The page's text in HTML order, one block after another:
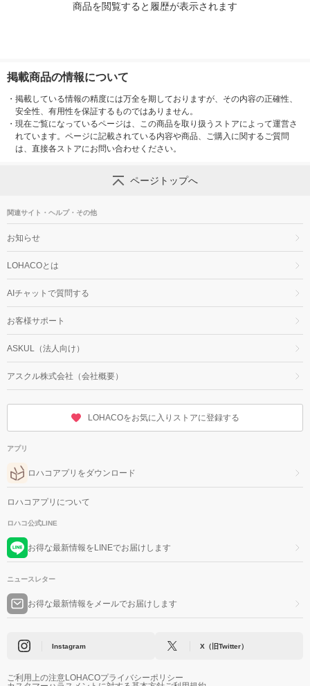
商品を閲覧すると履歴が表示されます
掲載商品の情報について
・ 掲載している情報の精度には万全を期しておりますが、その内容の正確性、
安全性、有用性を保証するものではありません。
・ 現在ご覧になっているページは、この商品を取り扱うストアによって運営さ
れています。ページに記載されている内容や商品、ご購入に関するご質問
は、直接各ストアにお問い合わせください。
ページトップへ
関連サイト・ヘルプ・その他
お知らせ
LOHACOとは
AIチャットで質問する
お客様サポート
ASKUL（法人向け）
アスクル株式会社（会社概要）
LOHACOをお気に入りストアに登録する
アプリ
ロハコアプリをダウンロード
ロハコアプリについて
ロハコ公式LINE
お得な最新情報をLINEでお届けします
ニュースレター
お得な最新情報をメールでお届けします
Instagram X（旧Twitter）
ご利用上の注意LOHACOプライバシーポリシー